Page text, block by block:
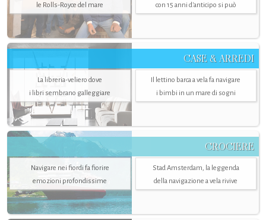
le Rolls-Royce del mare
con 15 anni d'anticipo si può
CASE & ARREDI
La libreria-veliero dove
i libri sembrano galleggiare
Il lettino barca a vela fa navigare
i bimbi in un mare di sogni
CROCIERE
Navigare nei fiordi fa fiorire
emozioni profondissime
Stad Amsterdam, la leggenda
della navigazione a vela rivive